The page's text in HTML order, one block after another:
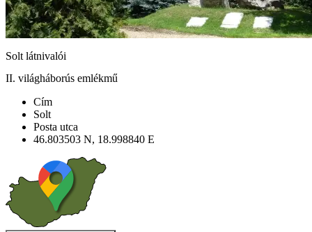
Solt látnivalói
II. világháborús emlékmű
Cím
Solt
Posta utca
46.803503 N, 18.998840 E